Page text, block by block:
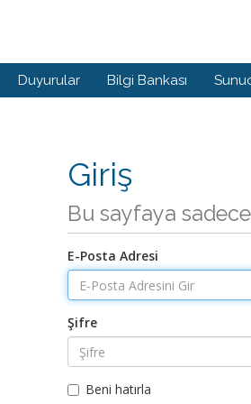
Duyurular Bilgi Bankası
Giriş
Bu sayfaya
E-Posta Adresi
Şifre
Beni hatırla